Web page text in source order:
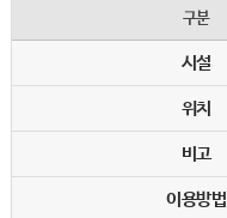
구분
시설
위치
비고
이용방법